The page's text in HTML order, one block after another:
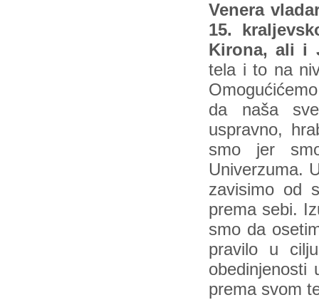
Venera
15.
Kirona, ali i
tela i to na
da naša
uspravno,
smo jer
Univerzuma.
zavisimo od
prema sebi.
smo da
pravilo u
obedinjenosti
prema svom